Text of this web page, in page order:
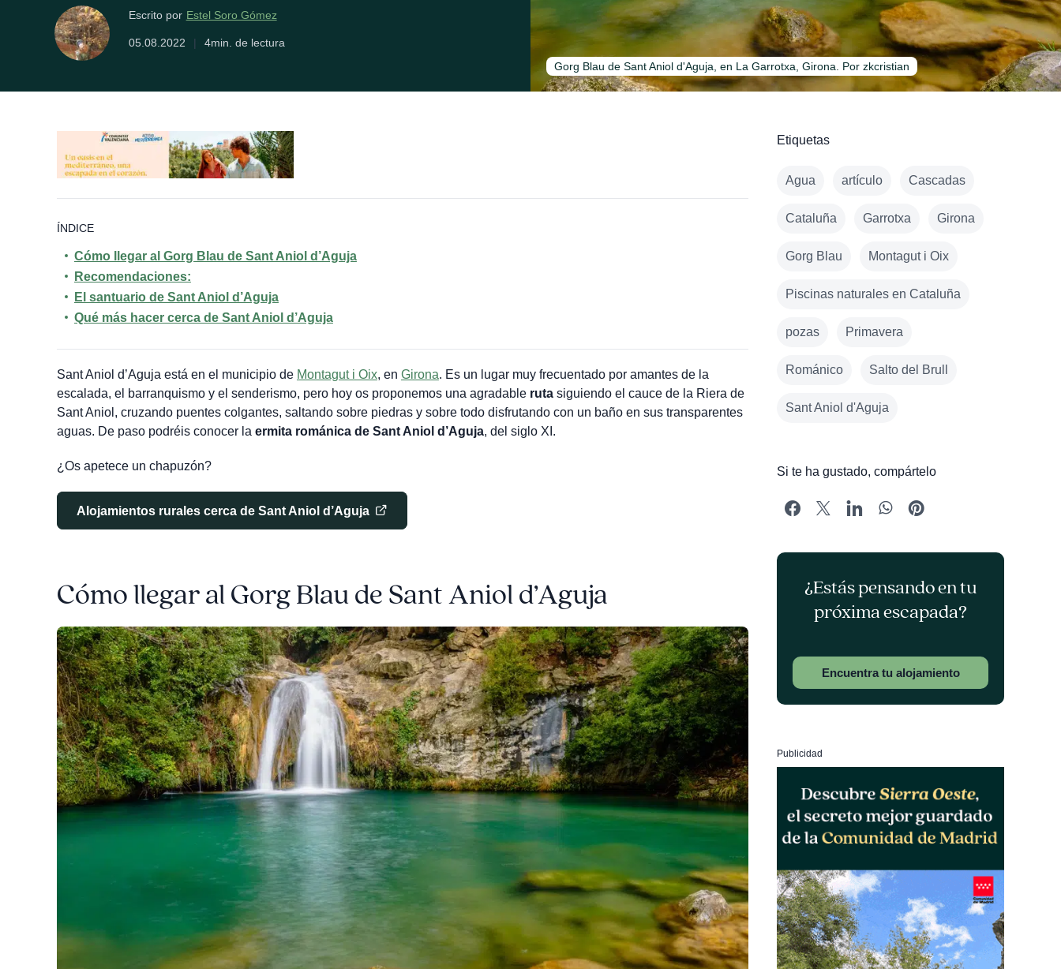
Escrito por Estel Soro Gómez
05.08.2022 |
4min. de lectura
Gorg Blau de Sant Aniol d'Aguja, en La Garrotxa, Girona. Por zkcristian
ÍNDICE
Cómo llegar al Gorg Blau de Sant Aniol d’Aguja
Recomendaciones:
El santuario de Sant Aniol d’Aguja
Qué más hacer cerca de Sant Aniol d’Aguja
Sant Aniol d’Aguja está en el municipio de Montagut i Oix, en Girona. Es un lugar muy frecuentado por amantes de la
escalada, el barranquismo y el senderismo, pero hoy os proponemos una agradable rutasiguiendo el cauce de la Riera de
Sant Aniol, cruzando puentes colgantes, saltando sobre piedras y sobre todo disfrutando con un baño en sus transparentes
aguas. De paso podréis conocer la ermita románica de Sant Aniol d’Aguja, del siglo XI.
¿Os apetece un chapuzón?
Alojamientos rurales cerca de Sant Aniol d’Aguja
Cómo llegar al Gorg Blau de Sant Aniol d’Aguja
Etiquetas
Agua artículo Cascadas
Cataluña Garrotxa Girona
Gorg Blau Montagut i Oix
Piscinas naturales en Cataluña
pozas Primavera
Románico Salto del Brull
Sant Aniol d'Aguja
Si te ha gustado, compártelo
¿Estás pensando en tu
próxima escapada?
Encuentra tu alojamiento
Publicidad